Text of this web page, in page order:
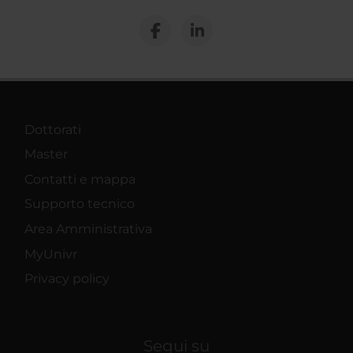
Dottorati
Master
Contatti e mappa
Supporto tecnico
Area Amministrativa
MyUnivr
Privacy policy
Segui su